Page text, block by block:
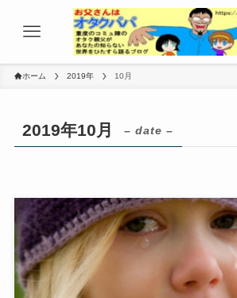
ホーム 2019年 10月
2019年10月 – date –